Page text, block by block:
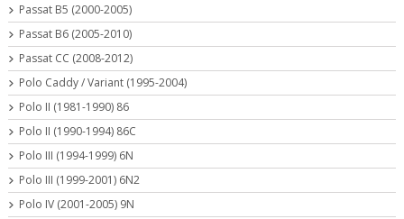
Passat B5 (2000-2005)
Passat B6 (2005-2010)
Passat CC (2008-2012)
Polo Caddy / Variant (1995-2004)
Polo II (1981-1990) 86
Polo II (1990-1994) 86C
Polo III (1994-1999) 6N
Polo III (1999-2001) 6N2
Polo IV (2001-2005) 9N